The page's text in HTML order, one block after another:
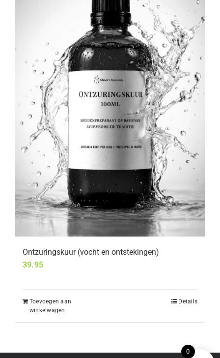
Ontzuringskuur (vocht en ontstekingen)
39.95
Toevoegen aan
winkelwagen
Details
0